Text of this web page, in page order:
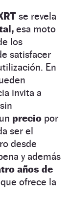
se revela
esa moto
los
satisfacer
En
invita a
sin
precio por
ser el
desde
y además
años de
ofrece la